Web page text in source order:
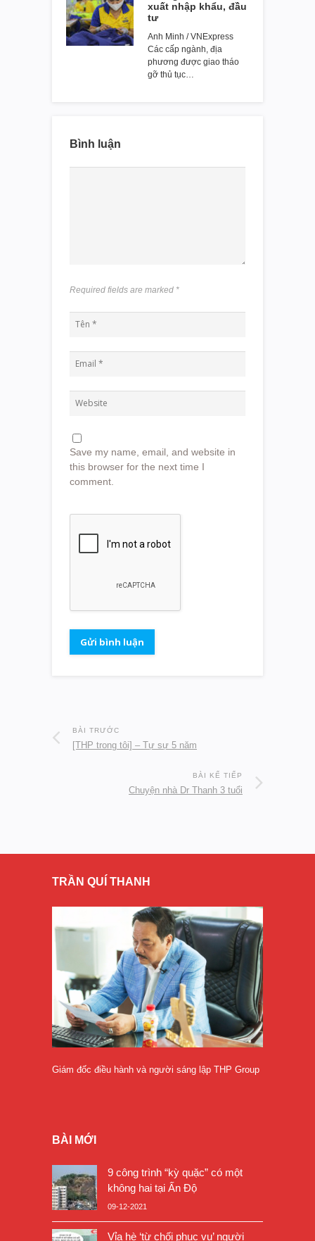
xuất nhập khẩu, đầu
tư
Anh Minh / VNExpress
Các cấp ngành, địa
phương được giao tháo
gỡ thủ tục…
Bình luận
Required fields are marked *
Save my name, email, and website in
this browser for the next time I
comment.
BÀI TRƯỚC
[THP trong tôi] – Tự sự 5 năm
BÀI KẾ TIẾP
Chuyện nhà Dr Thanh 3 tuổi
TRẦN QUÍ THANH
Giám đốc điều hành và người sáng lập THP Group
BÀI MỚI
9 công trình “kỳ quặc” có một
không hai tại Ấn Độ
09-12-2021
Vỉa hè ‘từ chối phục vụ’ người